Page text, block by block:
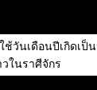
วันเดือนปีเกิดเ
ในราศีจักร